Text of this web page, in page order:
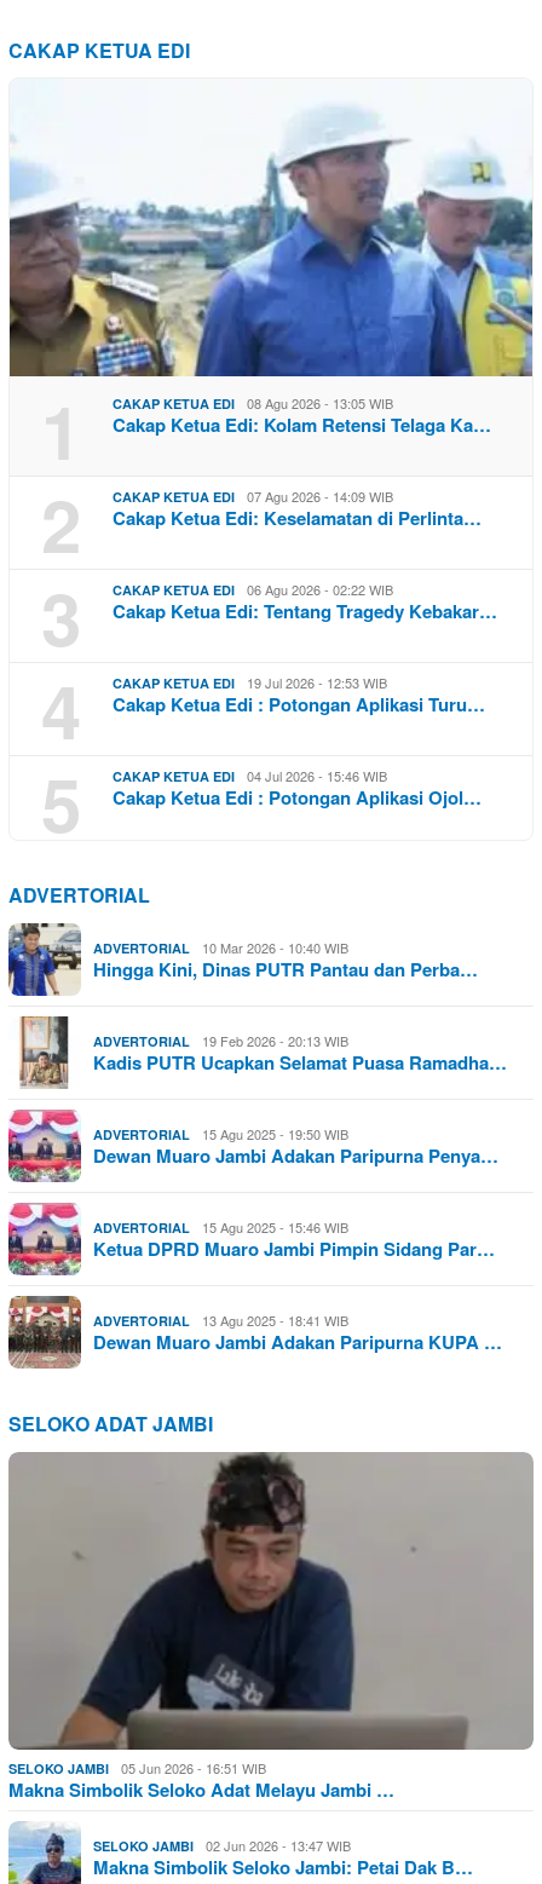
CAKAP KETUA EDI
1 CAKAP KETUA EDI 08 Agu 2026 - 13:05 WIB
Cakap Ketua Edi: Kolam Retensi Telaga Ka…
2 CAKAP KETUA EDI 07 Agu 2026 - 14:09 WIB
Cakap Ketua Edi: Keselamatan di Perlinta…
3 CAKAP KETUA EDI 06 Agu 2026 - 02:22 WIB
Cakap Ketua Edi: Tentang Tragedy Kebakar…
4 CAKAP KETUA EDI 19 Jul 2026 - 12:53 WIB
Cakap Ketua Edi : Potongan Aplikasi Turu…
5 CAKAP KETUA EDI 04 Jul 2026 - 15:46 WIB
Cakap Ketua Edi : Potongan Aplikasi Ojol…
ADVERTORIAL
ADVERTORIAL 10 Mar 2026 - 10:40 WIB
Hingga Kini, Dinas PUTR Pantau dan Perba…
ADVERTORIAL 19 Feb 2026 - 20:13 WIB
Kadis PUTR Ucapkan Selamat Puasa Ramadha…
ADVERTORIAL 15 Agu 2025 - 19:50 WIB
Dewan Muaro Jambi Adakan Paripurna Penya…
ADVERTORIAL 15 Agu 2025 - 15:46 WIB
Ketua DPRD Muaro Jambi Pimpin Sidang Par…
ADVERTORIAL 13 Agu 2025 - 18:41 WIB
Dewan Muaro Jambi Adakan Paripurna KUPA …
SELOKO ADAT JAMBI
SELOKO JAMBI 05 Jun 2026 - 16:51 WIB
Makna Simbolik Seloko Adat Melayu Jambi …
SELOKO JAMBI 02 Jun 2026 - 13:47 WIB
Makna Simbolik Seloko Jambi: Petai Dak B…